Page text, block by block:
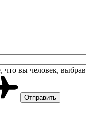
что вы человек, выбрав